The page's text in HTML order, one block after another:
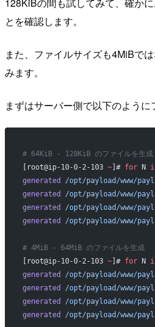
とを確認します。
また、ファイルサイズも4MiBで
みます。
まずはサーバー側で以下のように
# 64KiB - 128KiB のファイルを生成
[root@ip-10-0-2-103 ~]# for N
generated
/opt/payload/www/
generated
/opt/payload/www/
generated
/opt/payload/www/
generated
/opt/payload/www/
# 4MiB - 64MiB のファイルを生成
[root@ip-10-0-2-103 ~]# for N
generated
/opt/payload/www/
generated
/opt/payload/www/
generated
/opt/payload/www/
generated
/opt/payload/www/